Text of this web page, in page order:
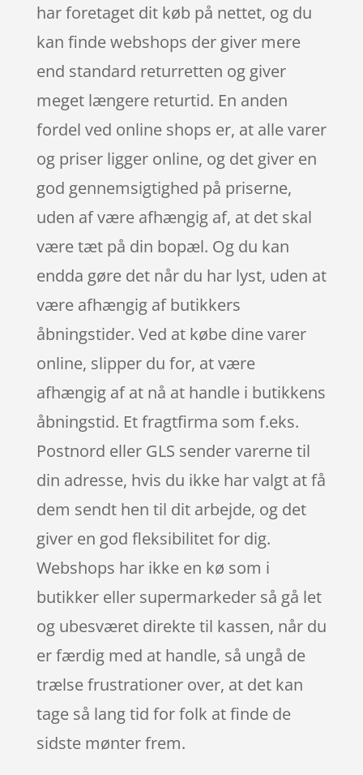
har foretaget dit køb på nettet, og du
kan finde webshops der giver mere
end standard returretten og giver
meget længere returtid. En anden
fordel ved online shops er, at alle varer
og priser ligger online, og det giver en
god gennemsigtighed på priserne,
uden af være afhængig af, at det skal
være tæt på din bopæl. Og du kan
endda gøre det når du har lyst, uden at
være afhængig af butikkers
åbningstider. Ved at købe dine varer
online, slipper du for, at være
afhængig af at nå at handle i butikkens
åbningstid. Et fragtfirma som f.eks.
Postnord eller GLS sender varerne til
din adresse, hvis du ikke har valgt at få
dem sendt hen til dit arbejde, og det
giver en god fleksibilitet for dig.
Webshops har ikke en kø som i
butikker eller supermarkeder så gå let
og ubesværet direkte til kassen, når du
er færdig med at handle, så ungå de
trælse frustrationer over, at det kan
tage så lang tid for folk at finde de
sidste mønter frem.